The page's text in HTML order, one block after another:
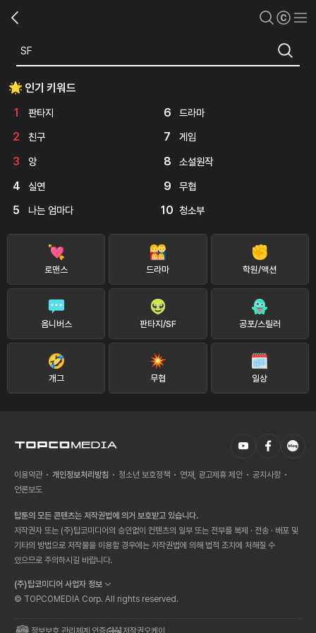
인기 키워드
1
판타지
2 친구
3 앙
4 실연
5 나는 엄마다
6 드라마
7 게임
8 소설원작
9 무협
10 청소부
로맨스 드라마 학원/액션
옴니버스 판타지/SF 공포/스릴러
개그 무협 일상
이용약관 개인정보처리방침 청소년 보호정책 연재, 광고제휴 제안
공지사항
언론보도
탑툰의 모든 콘텐츠는 저작권법에 의거 보호받고 있습니다.
저작권자 또는 (주)탑코미디어의 승인없이 컨텐츠의 일부 또는 전부를 복제 · 전송 · 배포 및
기타의 방법으로 저작물을 이용할 경우에는 저작권법에 의해 법적 조치에 처해질 수
있으므로 주의하시길 바랍니다.
(주)탑코미디어 사업자 정보
© TOPCOMEDIA Corp. All rights reserved.
정보보호 관리체계 인증 저작권오케이